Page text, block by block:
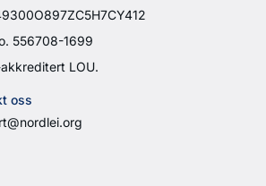
556708-1699
akkreditert LOU.
oss